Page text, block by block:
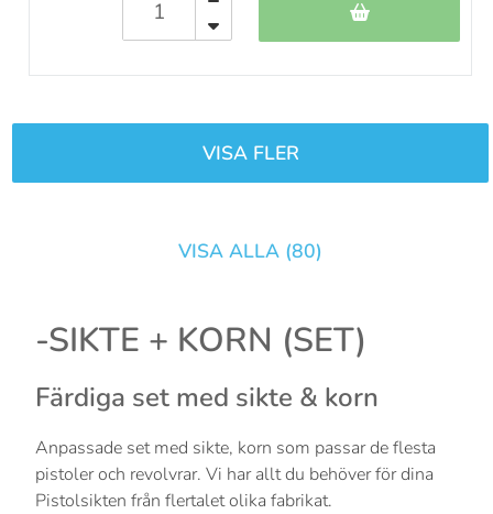
VISA FLER
VISA ALLA (80)
-SIKTE + KORN (SET)
Färdiga set med sikte & korn
Anpassade set med sikte, korn som passar de flesta
pistoler och revolvrar. Vi har allt du behöver för dina
Pistolsikten från flertalet olika fabrikat.